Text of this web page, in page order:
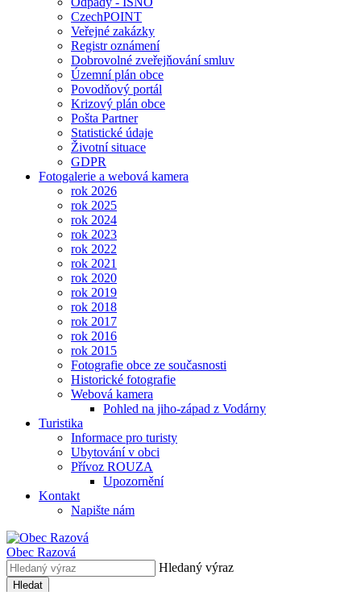
CzechPOINT
Veřejné zakázky
Registr oznámení
Dobrovolné zveřejňování smluv
Územní plán obce
Povodňový portál
Krizový plán obce
Pošta Partner
Statistické údaje
Životní situace
GDPR
Fotogalerie a webová kamera
rok 2026
rok 2025
rok 2024
rok 2023
rok 2022
rok 2021
rok 2020
rok 2019
rok 2018
rok 2017
rok 2016
rok 2015
Fotografie obce ze současnosti
Historické fotografie
Webová kamera
Pohled na jiho-západ z Vodárny
Turistika
Informace pro turisty
Ubytování v obci
Přívoz ROUZA
Upozornění
Kontakt
Napište nám
Obec Razová
Hledaný výraz
Hledat